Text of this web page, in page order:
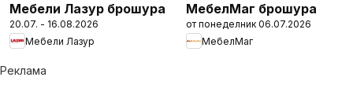
Мебели Лазур брошура
20.07. - 16.08.2026
Мебели Лазур
МебелМаг брошура
от понеделник 06.07.2026
МебелМаг
Реклама